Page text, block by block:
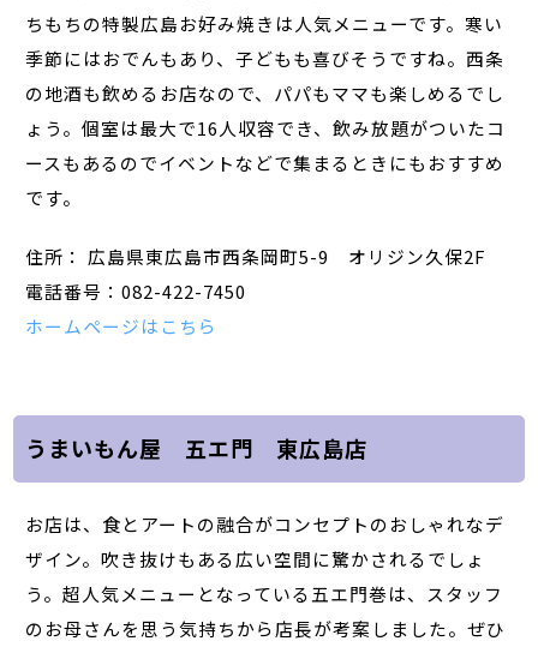
ちもちの特製広島お好み焼きは人気メニューです。寒い
季節にはおでんもあり、子どもも喜びそうですね。西条
の地酒も飲めるお店なので、パパもママも楽しめるでし
ょう。個室は最大で16人収容でき、飲み放題がついたコ
ースもあるのでイベントなどで集まるときにもおすすめ
です。
住所： 広島県東広島市西条岡町5-9 オリジン久保2F
電話番号：082-422-7450
ホームページはこちら
うまいもん屋 五エ門 東広島店
お店は、食とアートの融合がコンセプトのおしゃれなデ
ザイン。吹き抜けもある広い空間に驚かされるでしょ
う。超人気メニューとなっている五エ門巻は、スタッフ
のお母さんを思う気持ちから店長が考案しました。ぜひ